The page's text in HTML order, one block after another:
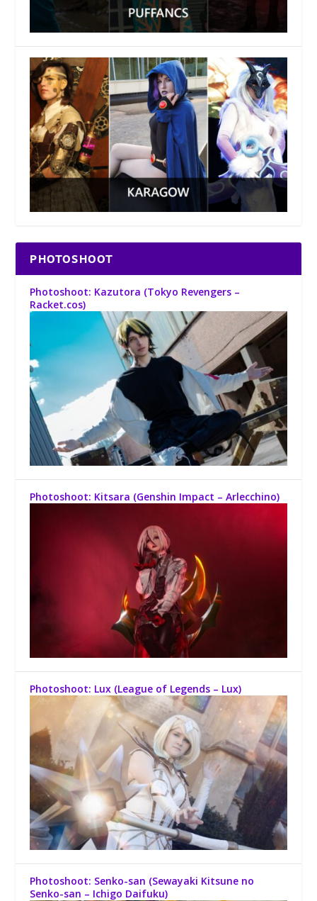
PHOTOSHOOT
Photoshoot: Kazutora (Tokyo Revengers –
Racket.cos)
Photoshoot: Kitsara (Genshin Impact – Arlecchino)
Photoshoot: Lux (League of Legends – Lux)
Photoshoot: Senko-san (Sewayaki Kitsune no
Senko-san – Ichigo Daifuku)